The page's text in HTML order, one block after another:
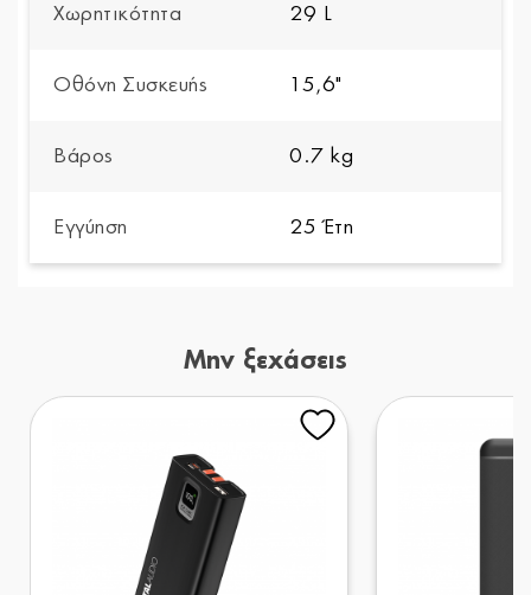
Χωρητικότητα 29 L
Οθόνη Συσκευής 15,6"
Βάρος 0.7 kg
Εγγύηση 25 Έτη
Μην ξεχάσεις